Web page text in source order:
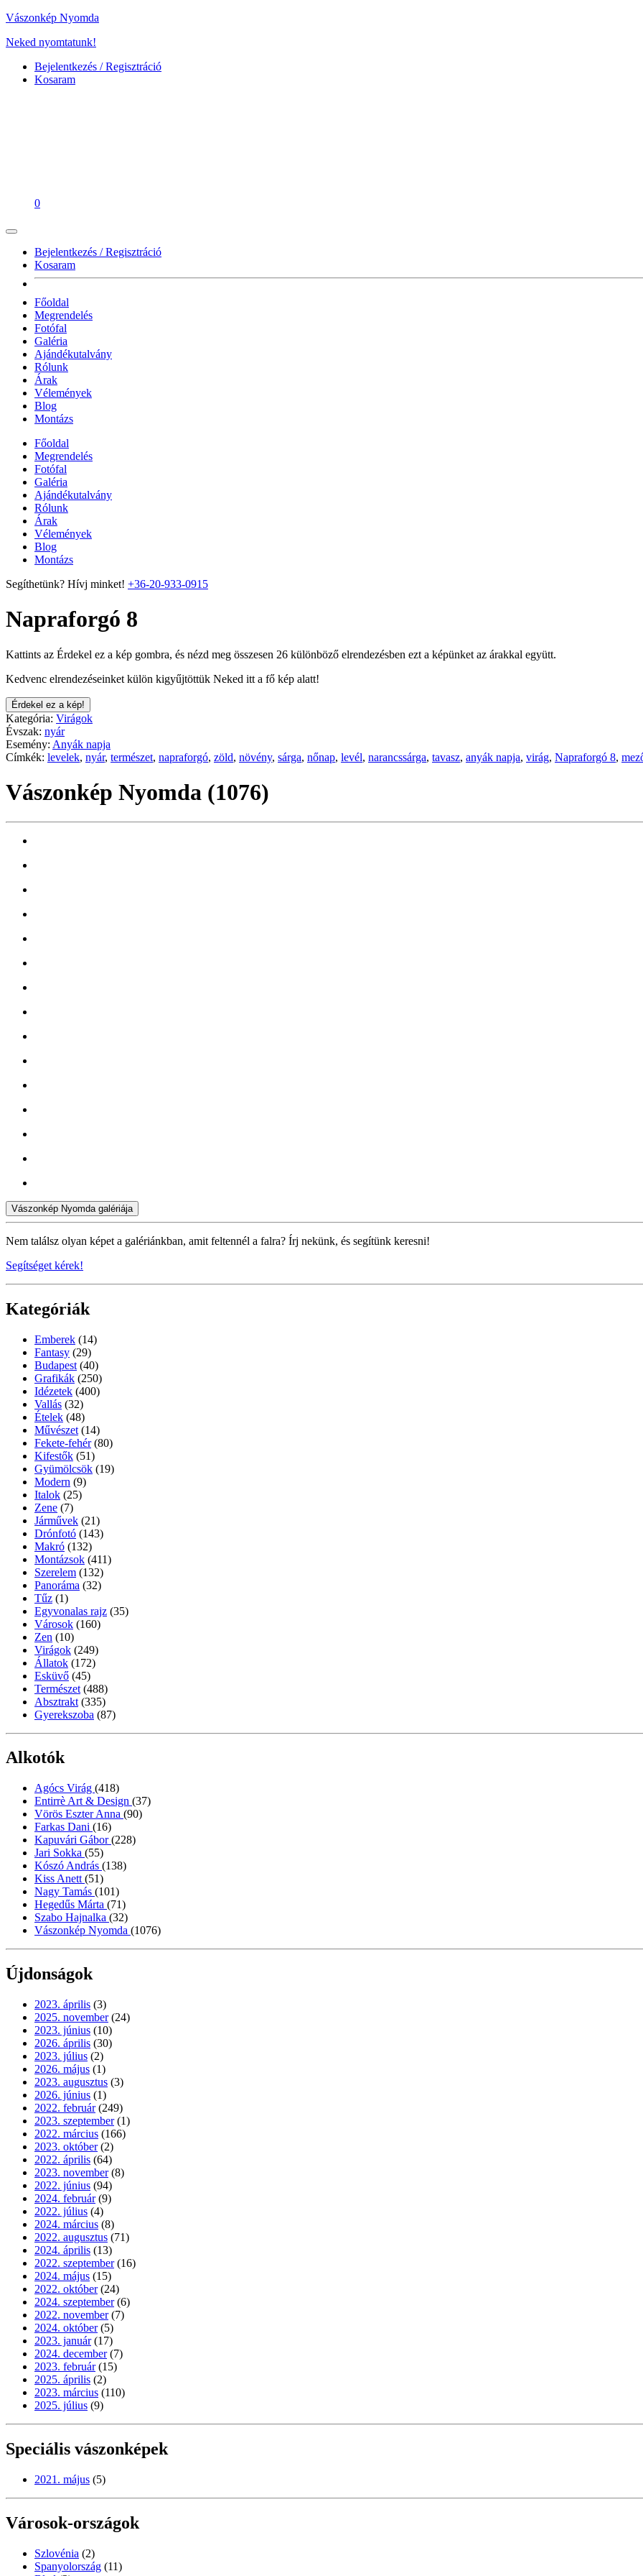
Vászonkép Nyomda
Neked nyomtatunk!
Bejelentkezés / Regisztráció
Kosaram
0
Bejelentkezés / Regisztráció
Kosaram
Főoldal
Megrendelés
Fotófal
Galéria
Ajándékutalvány
Rólunk
Árak
Vélemények
Blog
Montázs
Főoldal
Megrendelés
Fotófal
Galéria
Ajándékutalvány
Rólunk
Árak
Vélemények
Blog
Montázs
Segíthetünk? Hívj minket! +36-20-933-0915
Napraforgó 8
Kattints az Érdekel ez a kép gombra, és nézd meg összesen 26 különböző elrendezésben ezt a képünket az árakkal együtt.
Kedvenc elrendezéseinket külön kigyűjtöttük Neked itt a fő kép alatt!
Érdekel ez a kép!
Kategória: Virágok
Évszak: nyár
Esemény: Anyák napja
Címkék: levelek, nyár, természet, napraforgó, zöld, növény, sárga, nőnap, levél, narancssárga, tavasz, anyák napja, virág, Napraforgó 8,
Vászonkép Nyomda (1076)
Vászonkép Nyomda galériája
Nem találsz olyan képet a galériánkban, amit feltennél a falra? Írj nekünk, és segítünk keresni!
Segítséget kérek!
Kategóriák
Emberek (14)
Fantasy (29)
Budapest (40)
Grafikák (250)
Idézetek (400)
Vallás (32)
Ételek (48)
Művészet (14)
Fekete-fehér (80)
Kifestők (51)
Gyümölcsök (19)
Modern (9)
Italok (25)
Zene (7)
Járművek (21)
Drónfotó (143)
Makró (132)
Montázsok (411)
Szerelem (132)
Panoráma (32)
Tűz (1)
Egyvonalas rajz (35)
Városok (160)
Zen (10)
Virágok (249)
Állatok (172)
Esküvő (45)
Természet (488)
Absztrakt (335)
Gyerekszoba (87)
Alkotók
Agócs Virág (418)
Entirrè Art & Design (37)
Vörös Eszter Anna (90)
Farkas Dani (16)
Kapuvári Gábor(228)
Jari Sokka (55)
Kószó András (138)
Kiss Anett (51)
Nagy Tamás (101)
Hegedűs Márta (71)
Szabo Hajnalka (32)
Vászonkép Nyomda (1076)
Újdonságok
2023. április (3)
2025. november (24)
2023. június (10)
2026. április (30)
2023. július (2)
2026. május (1)
2023. augusztus (3)
2026. június (1)
2022. február (249)
2023. szeptember (1)
2022. március (166)
2023. október (2)
2022. április (64)
2023. november (8)
2022. június (94)
2024. február (9)
2022. július (4)
2024. március (8)
2022. augusztus (71)
2024. április (13)
2022. szeptember (16)
2024. május (15)
2022. október (24)
2024. szeptember (6)
2022. november (7)
2024. október (5)
2023. január (17)
2024. december (7)
2023. február (15)
2025. április (2)
2023. március (110)
2025. július (9)
Speciális vászonképek
2021. május (5)
Városok-országok
Szlovénia (2)
Spanyolország (11)